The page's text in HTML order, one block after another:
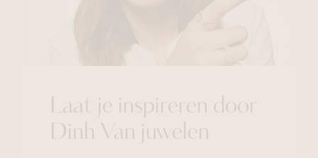
Laat je inspireren door
Dinh Van juwelen